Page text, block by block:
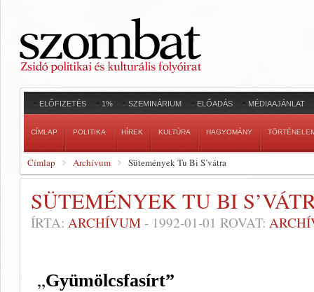
ELŐFIZETÉS 1% SZEMINÁRIUM ELŐADÁS MÉDIAAJÁNLAT
CÍMLAP POLITIKA HÍREK KULTÚRA HAGYOMÁNY
Címlap Archívum Sütemények Tu Bi S’vátra
SÜTEMÉNYEK TU BI
ÍRTA: ARCHÍVUM - 1992-01-01 ROVAT:
„Gyümölcsfasírt”